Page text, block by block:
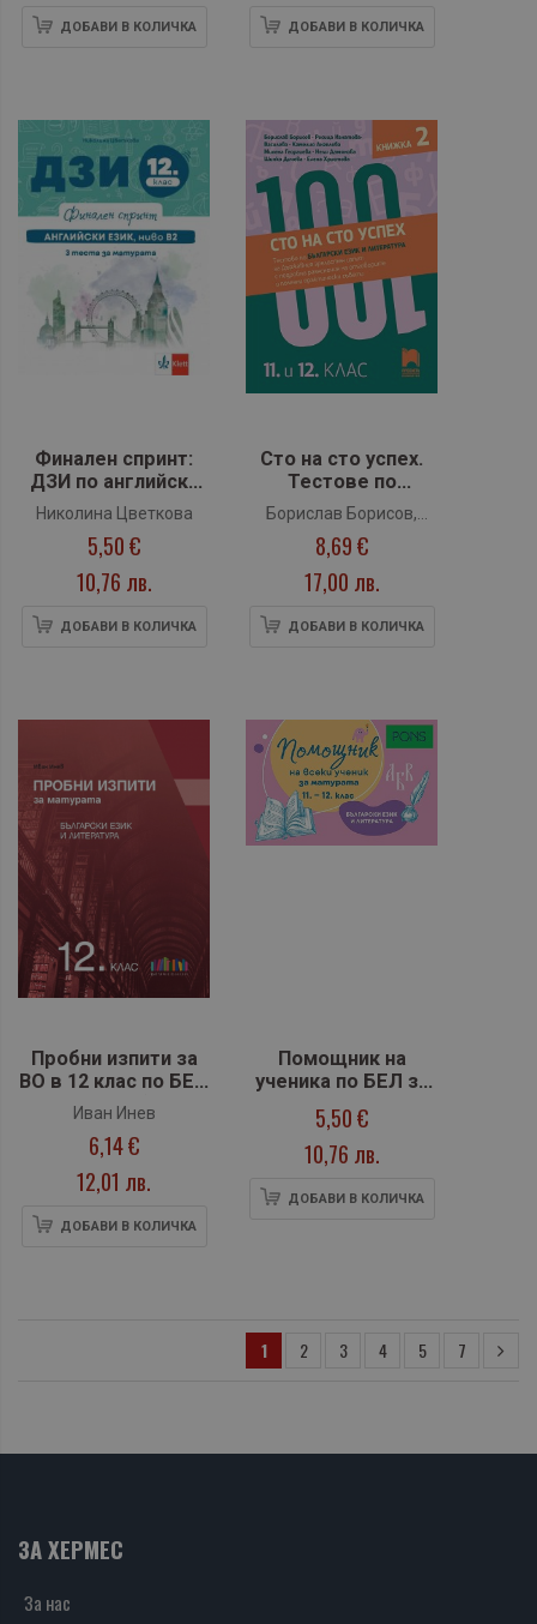
ДОБАВИ В КОЛИЧКА ДОБАВИ В КОЛИЧКА
Финален спринт:
ДЗИ по английски
език, ниво B2 за 12.
клас По учебната
програма за
2025/2026 г. (Клет)
Николина Цветкова
5,50 €
10,76 лв.
ДОБАВИ В КОЛИЧКА
Сто на сто успех.
Тестове по
български език и
литература за
държавен
зрелостен изпит с
разяснения на
отговорите в 11. и
Борислав Борисов,
Росица Игнатова-
Василева, Камелия
Ангелова, Милена
Георгиева, Нели
8,69 €
17,00 лв.
ДОБАВИ В КОЛИЧКА
Пробни изпити за
ВО в 12 клас по БЕЛ
- 2025 г. (БГ
Иван Инев
6,14 €
12,01 лв.
ДОБАВИ В КОЛИЧКА
Помощник на
ученика по БЕЛ за
матура 11.-12. клас
5,50 €
10,76 лв.
ДОБАВИ В КОЛИЧКА
1 2 3 4 5 7
ЗА ХЕРМЕС
За нас